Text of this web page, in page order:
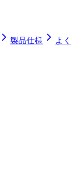
製品仕様
よく